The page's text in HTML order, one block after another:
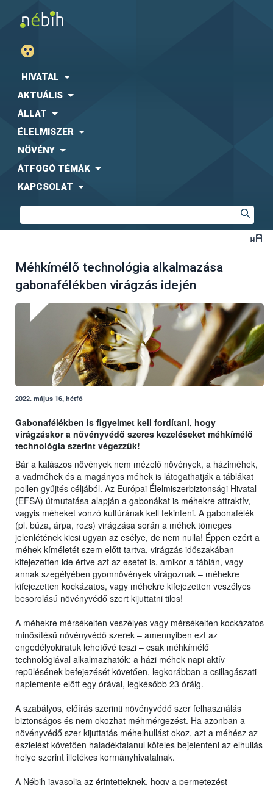
HIVATAL
AKTUÁLIS
ÁLLAT
ÉLELMISZER
NÖVÉNY
ÁTFOGÓ TÉMÁK
KAPCSOLAT
Méhkímélő technológia alkalmazása
gabonafélékben virágzás idején
2022. május 16, hétfő
Gabonafélékben is figyelmet kell fordítani, hogy
virágzáskor a növényvédő szeres kezeléseket méhkímélő
technológia szerint végezzük!
Bár a kalászos növények nem mézelő növények, a háziméhek,
a vadméhek és a magányos méhek is látogathatják a táblákat
pollen gyűjtés céljából. Az Európai Élelmiszerbiztonsági Hivatal
(EFSA) útmutatása alapján a gabonákat is méhekre attraktív,
vagyis méheket vonzó kultúrának kell tekinteni. A gabonafélék
(pl. búza, árpa, rozs) virágzása során a méhek tömeges
jelenlétének kicsi ugyan az esélye, de nem nulla! Éppen ezért a
méhek kíméletét szem előtt tartva, virágzás időszakában –
kifejezetten ide értve azt az esetet is, amikor a táblán, vagy
annak szegélyében gyomnövények virágoznak – méhekre
kifejezetten kockázatos, vagy méhekre kifejezetten veszélyes
besorolású növényvédő szert kijuttatni tilos!
A méhekre mérsékelten veszélyes vagy mérsékelten kockázatos
minősítésű növényvédő szerek – amennyiben ezt az
engedélyokiratuk lehetővé teszi – csak méhkímélő
technológiával alkalmazhatók: a házi méhek napi aktív
repülésének befejezését követően, legkorábban a csillagászati
naplemente előtt egy órával, legkésőbb 23 óráig.
A szabályos, előírás szerinti növényvédő szer felhasználás
biztonságos és nem okozhat méhmérgezést. Ha azonban a
növényvédő szer kijuttatás méhelhullást okoz, azt a méhész az
észlelést követően haladéktalanul köteles bejelenteni az elhullás
helye szerint illetékes kormányhivatalnak.
A Nébih javasolja az érintetteknek, hogy a permetezést